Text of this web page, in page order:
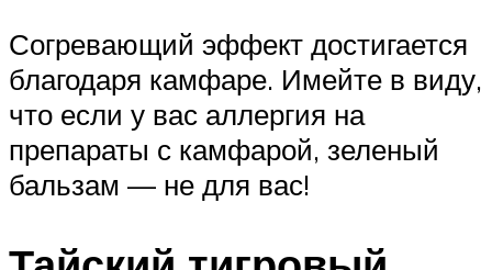
Согревающий эффект достигается
благодаря камфаре. Имейте в виду,
что если у вас аллергия на
препараты с камфарой, зеленый
бальзам — не для вас!